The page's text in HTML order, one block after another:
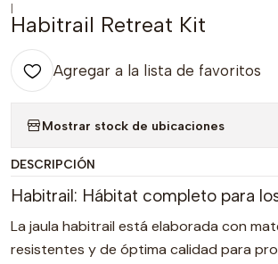
|
Habitrail Retreat Kit
Agregar a la lista de favoritos
Mostrar stock de ubicaciones
DESCRIPCIÓN
Habitrail: Hábitat completo para
La jaula habitrail está elaborada con
resistentes y de óptima calidad para